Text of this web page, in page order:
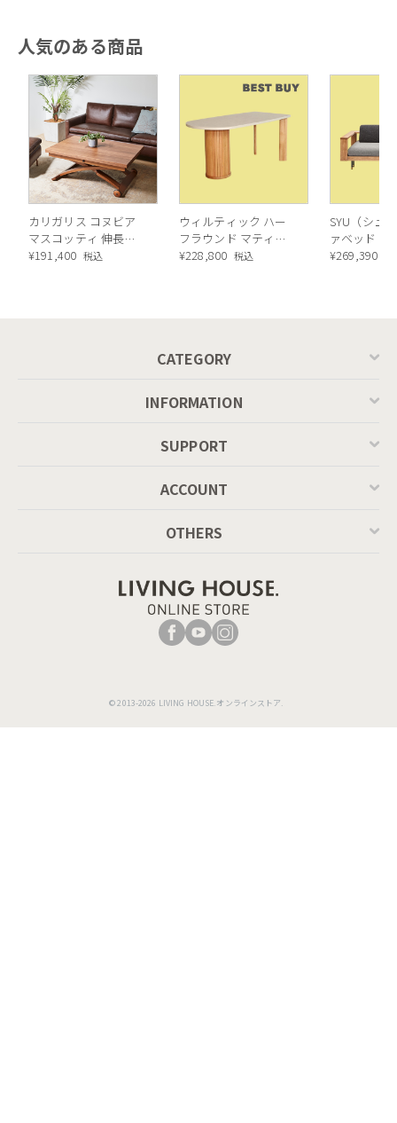
人気のある商品
カリガリス コヌビア
マスコッティ 伸長・
昇降式テーブル ／
¥191,400 税込
ウィルティック ハー
フラウンド マティエ
ラ塗装 ダイニングテ
¥228,800 税込
SYU（シュ
ァベッド（
ル）190cm
¥269,390
CATEGORY
INFORMATION
SUPPORT
ACCOUNT
OTHERS
© 2013-2026 LIVING HOUSE.オンラインストア.